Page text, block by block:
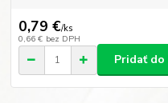
0,79 €/ks
0,66 € bez DPH
Pridať do